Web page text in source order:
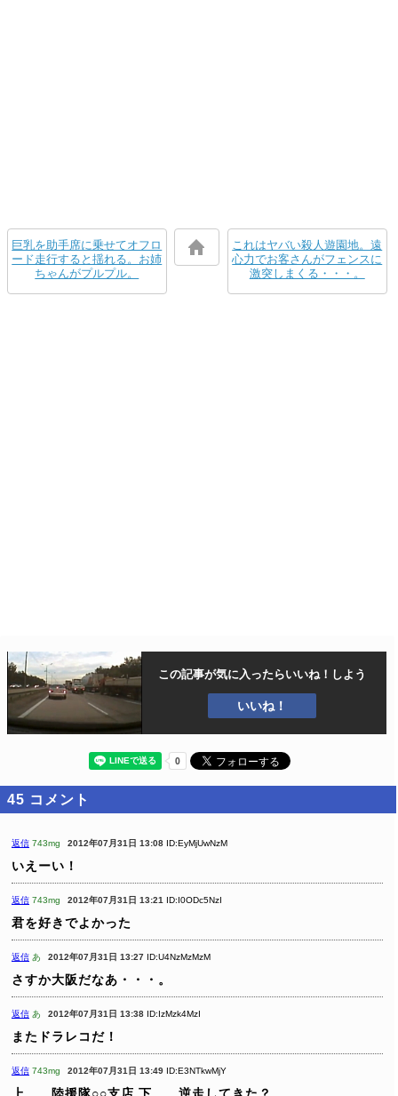
巨乳を助手席に乗せてオフロ
ード走行すると揺れる。お姉
ちゃんがプルプル。
これはヤバい殺人遊園地。遠
心力でお客さんがフェンスに
激突しまくる・・・。
この記事が気に入ったらいいね！しよう
いいね！
45 コメント
返信 743mg 2012年07月31日 13:08 ID:EyMjUwNzM
いえーい！
返信 743mg 2012年07月31日 13:21 ID:I0ODc5NzI
君を好きでよかった
返信 あ 2012年07月31日 13:27 ID:U4NzMzMzM
さすか大阪だなあ・・・。
返信 あ 2012年07月31日 13:38 ID:IzMzk4MzI
またドラレコだ！
返信 743mg 2012年07月31日 13:49 ID:E3NTkwMjY
上 陸援隊○○支店 下 逆走してきた？